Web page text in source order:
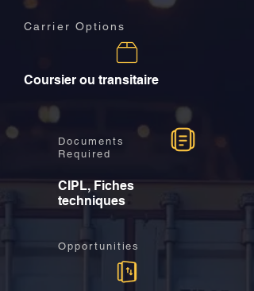
Carrier Options
Coursier ou transitaire
Documents
Required
CIPL, Fiches
techniques
Opportunities